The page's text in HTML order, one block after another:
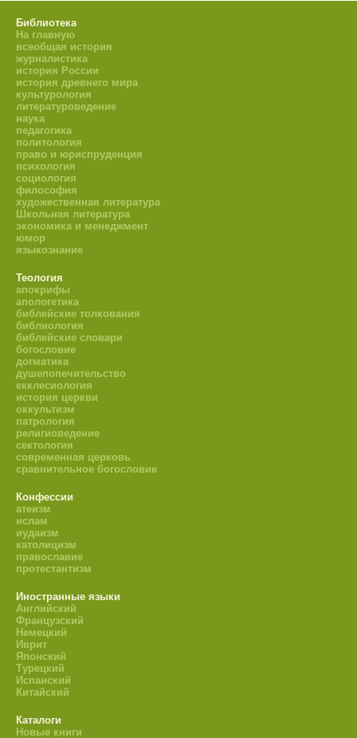
Библиотека
На главную
всеобщая история
журналистика
история России
история древнего мира
культурология
литературоведение
наука
педагогика
политология
право и юриспруденция
психология
социология
философия
художественная литература
Школьная литература
экономика и менеджмент
юмор
языкознание
Теология
апокрифы
апологетика
библейские толкования
библиология
библейские словари
богословие
догматика
душепопечительство
екклесиология
история церкви
оккультизм
патрология
религиоведение
сектология
современная церковь
сравнительное богословие
Конфессии
атеизм
ислам
иудаизм
католицизм
православие
протестантизм
Иностранные языки
Английский
Французский
Немецкий
Иврит
Японский
Турецкий
Испанский
Китайский
Каталоги
Новые книги